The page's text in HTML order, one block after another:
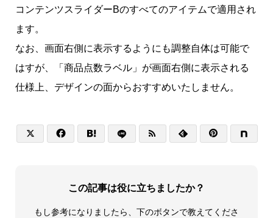
コンテンツスライダーBのすべてのアイテムで適用され
ます。
なお、画面右側に表示するようにも調整自体は可能で
はすが、「商品点数ラベル」が画面右側に表示される
仕様上、デザインの面からおすすめいたしません。
     
この記事は役に立ちましたか？
もし参考になりましたら、下のボタンで教えてくださ